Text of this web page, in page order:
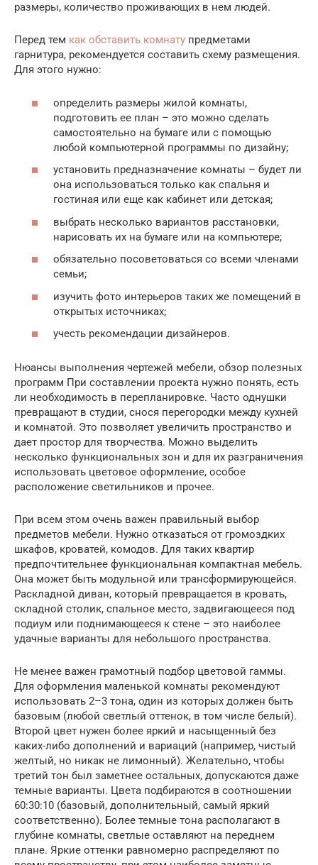
размеры, количество проживающих в нем людей.
Перед тем как обставить комнату предметами
гарнитура, рекомендуется составить схему размещения.
Для этого нужно:
определить размеры жилой комнаты,
подготовить ее план – это можно сделать
самостоятельно на бумаге или с помощью
любой компьютерной программы по дизайну;
установить предназначение комнаты – будет ли
она использоваться только как спальня и
гостиная или еще как кабинет или детская;
выбрать несколько вариантов расстановки,
нарисовать их на бумаге или на компьютере;
обязательно посоветоваться со всеми членами
семьи;
изучить фото интерьеров таких же помещений в
открытых источниках;
учесть рекомендации дизайнеров.
Нюансы выполнения чертежей мебели, обзор полезных
программ При составлении проекта нужно понять, есть
ли необходимость в перепланировке. Часто однушки
превращают в студии, снося перегородки между кухней
и комнатой. Это позволяет увеличить пространство и
дает простор для творчества. Можно выделить
несколько функциональных зон и для их разграничения
использовать цветовое оформление, особое
расположение светильников и прочее.
При всем этом очень важен правильный выбор
предметов мебели. Нужно отказаться от громоздких
шкафов, кроватей, комодов. Для таких квартир
предпочтительнее функциональная компактная мебель.
Она может быть модульной или трансформирующейся.
Раскладной диван, который превращается в кровать,
складной столик, спальное место, задвигающееся под
подиум или поднимающееся к стене – это наиболее
удачные варианты для небольшого пространства.
Не менее важен грамотный подбор цветовой гаммы.
Для оформления маленькой комнаты рекомендуют
использовать 2–3 тона, один из которых должен быть
базовым (любой светлый оттенок, в том числе белый).
Второй цвет нужен более яркий и насыщенный без
каких-либо дополнений и вариаций (например, чистый
желтый, но никак не лимонный). Желательно, чтобы
третий тон был заметнее остальных, допускаются даже
темные варианты. Цвета подбираются в соотношении
60:30:10 (базовый, дополнительный, самый яркий
соответственно). Более темные тона располагают в
глубине комнаты, светлые оставляют на переднем
плане. Яркие оттенки равномерно распределяют по